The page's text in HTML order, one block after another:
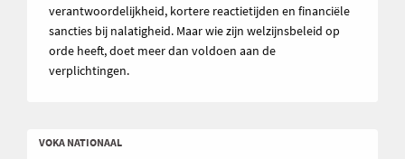
verantwoordelijkheid, kortere reactietijden en financiële
sancties bij nalatigheid. Maar wie zijn welzijnsbeleid op
orde heeft, doet meer dan voldoen aan de
verplichtingen.
VOKA NATIONAAL